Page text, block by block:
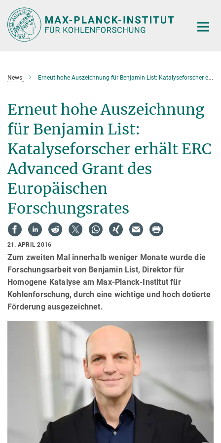
Hauptinhalt
News Erneut hohe Auszeichnung für Benjamin List: Katalyseforscher erhält ERC Advanced Grant des Europäischen Forschungsrates
Erneut hohe Auszeichnung
für Benjamin List:
Katalyseforscher erhält ERC
Advanced Grant des
Europäischen
Forschungsrates
21. APRIL 2016
Zum zweiten Mal innerhalb weniger Monate wurde die
Forschungsarbeit von Benjamin List, Direktor für
Homogene Katalyse am Max-Planck-Institut für
Kohlenforschung, durch eine wichtige und hoch dotierte
Förderung ausgezeichnet.